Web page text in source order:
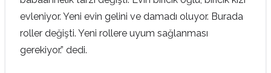
evleniyor. Yeni evin gelini ve damadı oluyor. Burada
roller değişti. Yeni rollere uyum sağlanması
gerekiyor.” dedi.